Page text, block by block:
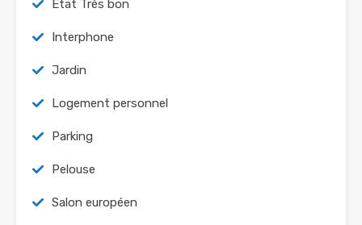
Etat Très bon
Interphone
Jardin
Logement personnel
Parking
Pelouse
Salon européen